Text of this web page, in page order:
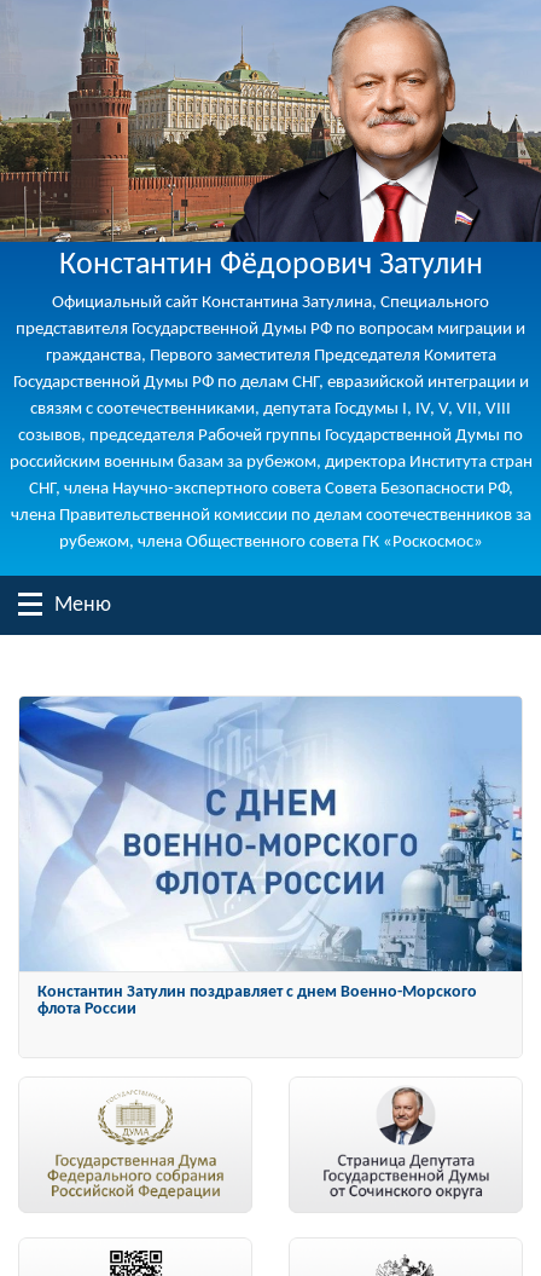
Константин Фёдорович Затулин
Официальный сайт Константина Затулина, Специального
представителя Государственной Думы РФ по вопросам миграции и
гражданства, Первого заместителя Председателя Комитета
Государственной Думы РФ по делам СНГ, евразийской интеграции и
связям с соотечественниками, депутата Госдумы I, IV, V, VII, VIII
созывов, председателя Рабочей группы Государственной Думы по
российским военным базам за рубежом, директора Института стран
СНГ, члена Научно-экспертного совета Совета Безопасности РФ,
члена Правительственной комиссии по делам соотечественников за
рубежом, члена Общественного совета ГК «Роскосмос»
Меню
Константин Затулин награжден Орденом «За заслуги перед
Отечеством» IV степени